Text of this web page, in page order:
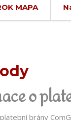
MAPA
o
brány